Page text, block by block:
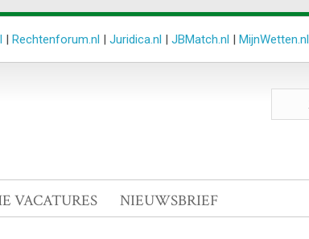
| Rechtenforum.nl | Juridica.nl | JBMatch.nl | MijnWetten.nl
VACATURES NIEUWSBRIEF